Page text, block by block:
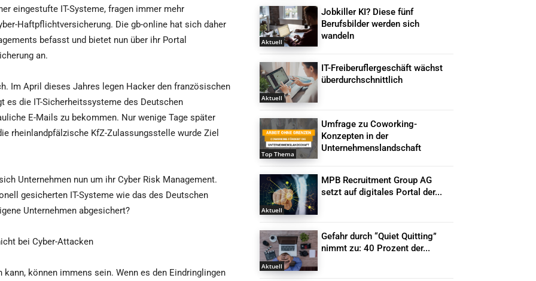
eingestufte IT-Systeme, fragen immer mehr
Haftpflichtversicherung. Die gb-online hat sich daher
befasst und bietet nun über ihr Portal
an.
Im April dieses Jahres legen Hacker den französischen
es die IT-Sicherheitssysteme des Deutschen
E-Mails zu bekommen. Nur wenige Tage später
rheinlandpfälzische KfZ-Zulassungsstelle wurde Ziel
Unternehmen nun um ihr Cyber Risk Management.
gesicherten IT-Systeme wie das des Deutschen
Unternehmen abgesichert?
bei Cyber-Attacken
können immens sein. Wenn es den Eindringlingen
Aktuell
Jobkiller KI? Diese fünf
Berufsbilder werden sich
wandeln
Aktuell
IT-Freiberuflergeschäft wächst
überdurchschnittlich
Top Thema
Umfrage zu Coworking-
Konzepten in der
Unternehmenslandschaft
Aktuell
MPB Recruitment Group AG
setzt auf digitales Portal der...
Aktuell
Gefahr durch “Quiet Quitting”
nimmt zu: 40 Prozent der...